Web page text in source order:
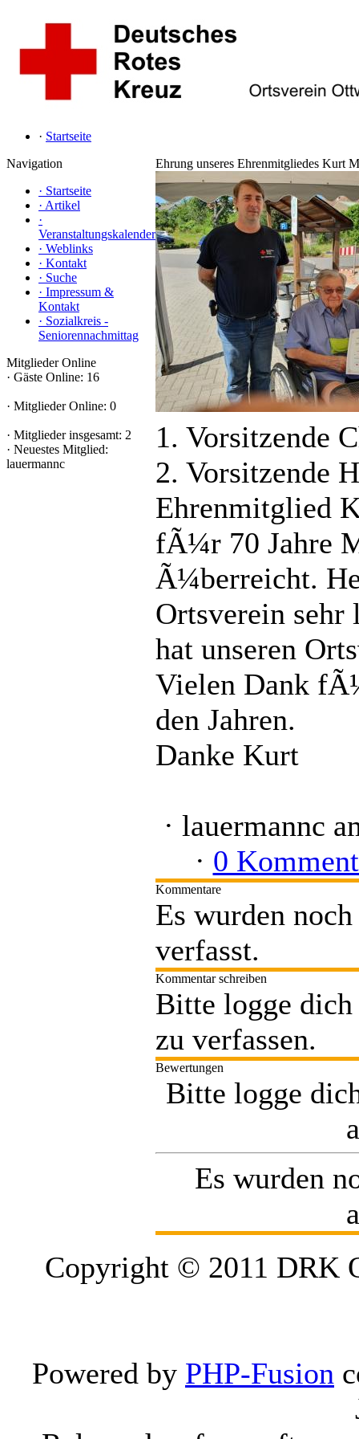
· Startseite
Navigation
· Startseite
· Artikel
·
Veranstaltungskalender
· Weblinks
· Kontakt
· Suche
· Impressum &
Kontakt
· Sozialkreis -
Seniorennachmittag
Mitglieder Online
· Gäste Online: 16
· Mitglieder Online: 0
· Mitglieder insgesamt: 2
· Neuestes Mitglied:
lauermannc
Ehrung unseres Ehrenmitgliedes Kurt
1. Vorsitzende
2. Vorsitzende
Ehrenmitglied
fÃ¼r 70 Jahre
Ã¼berreicht.
Ortsverein
hat unseren
Vielen Dank
den Jahren.
Danke Kurt
· lauermannc
· 0
Kommentare
Es wurden
verfasst.
Kommentar schreiben
Bitte logge
zu verfassen.
Bewertungen
Bitte logge
Es wurden
Copyright © 2011 DRK
Powered by PHP-Fusion